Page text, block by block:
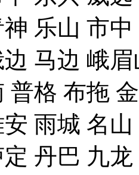
乐山 市
马边 峨
普格 布拖
雨城 名
丹巴 九